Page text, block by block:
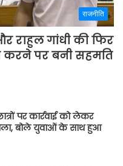
राजनीति
राहुल गांधी की फिर
करने पर बनी सहमति
पर कार्रवाई को लेकर
बोले युवाओं के साथ हुआ